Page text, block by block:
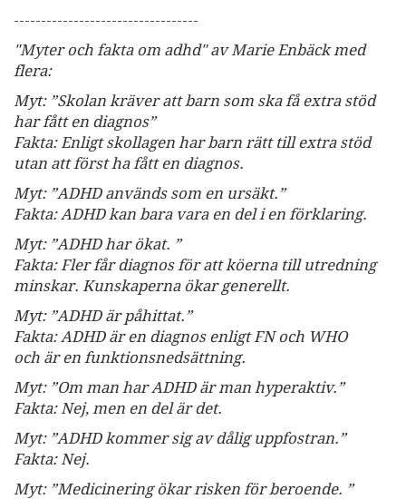
----------------------------------
"Myter och fakta om adhd" av Marie Enbäck med
flera:
Myt: ”Skolan kräver att barn som ska få extra stöd
har fått en diagnos”
Fakta: Enligt skollagen har barn rätt till extra stöd
utan att först ha fått en diagnos.
Myt: ”ADHD används som en ursäkt.”
Fakta: ADHD kan bara vara en del i en förklaring.
Myt: ”ADHD har ökat. ”
Fakta: Fler får diagnos för att köerna till utredning
minskar. Kunskaperna ökar generellt.
Myt: ”ADHD är påhittat.”
Fakta: ADHD är en diagnos enligt FN och WHO
och är en funktionsnedsättning.
Myt: ”Om man har ADHD är man hyperaktiv.”
Fakta: Nej, men en del är det.
Myt: ”ADHD kommer sig av dålig uppfostran.”
Fakta: Nej.
Myt: ”Medicinering ökar risken för beroende. ”